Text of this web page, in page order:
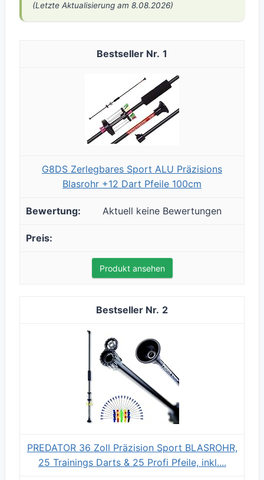
(Letzte Aktualisierung am 8.08.2026)
1
G8DS Zerlegbares Sport ALU Präzisions
Blasrohr +12 Dart Pfeile 100cm
Aktuell keine Bewertungen
Produkt ansehen
2
PREDATOR 36 Zoll Präzision Sport BLASROHR,
25 Trainings Darts & 25 Profi Pfeile, inkl....